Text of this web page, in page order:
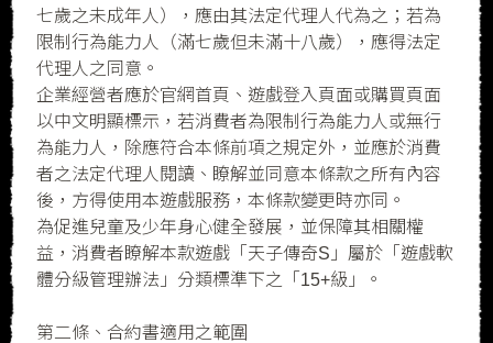
七歲之未成年人），應由其法定代理人代為之；若為
限制行為能力人（滿七歲但未滿十八歲），應得法定
代理人之同意。
企業經營者應於官網首頁、遊戲登入頁面或購買頁面
以中文明顯標示，若消費者為限制行為能力人或無行
為能力人，除應符合本條前項之規定外，並應於消費
者之法定代理人閱讀、瞭解並同意本條款之所有內容
後，方得使用本遊戲服務，本條款變更時亦同。
為促進兒童及少年身心健全發展，並保障其相關權
益，消費者瞭解本款遊戲「天子傳奇S」屬於「遊戲軟
體分級管理辦法」分類標準下之「15+級」。
第二條、合約書適用之範圍